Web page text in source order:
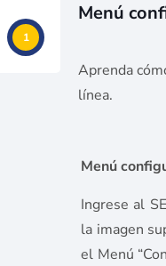
1
Menú
Aprenda
línea.
Menú
Ingrese al
la imagen
el Menú